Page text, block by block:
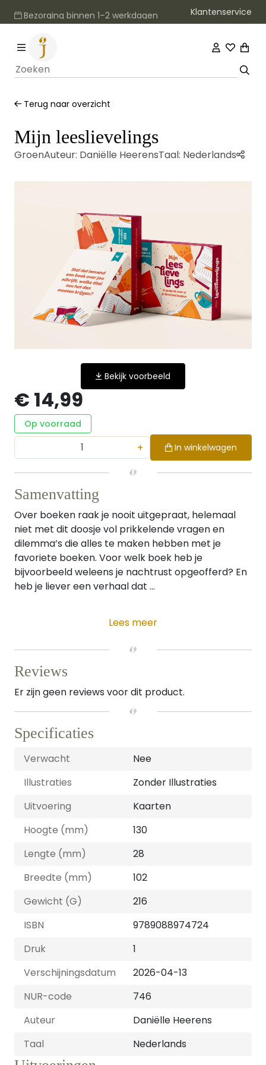
Bezorging binnen 1–2 werkdagen Klantenservice
Terug naar overzicht
Mijn leeslievelings
GroenAuteur: Daniëlle HeerensTaal: Nederlands
Bekijk voorbeeld
€ 14,99
Op voorraad
+ In winkelwagen
Samenvatting
Over boeken raak je nooit uitgepraat, helemaal
niet met dit doosje vol prikkelende vragen en
dilemma’s die alles te maken hebben met je
favoriete boeken. Voor welk boek heb je
bijvoorbeeld weleens je nachtrust opgeofferd? En
heb je liever een verhaal dat ...
Lees meer
Reviews
Er zijn geen reviews voor dit product.
Specificaties
Verwacht
Nee
Illustraties
Zonder Illustraties
Uitvoering
Kaarten
Hoogte (mm)
130
Lengte (mm)
28
Breedte (mm)
102
Gewicht (G)
216
ISBN
9789088974724
Druk
1
Verschijningsdatum
2026-04-13
NUR-code
746
Auteur
Daniëlle Heerens
Taal
Nederlands